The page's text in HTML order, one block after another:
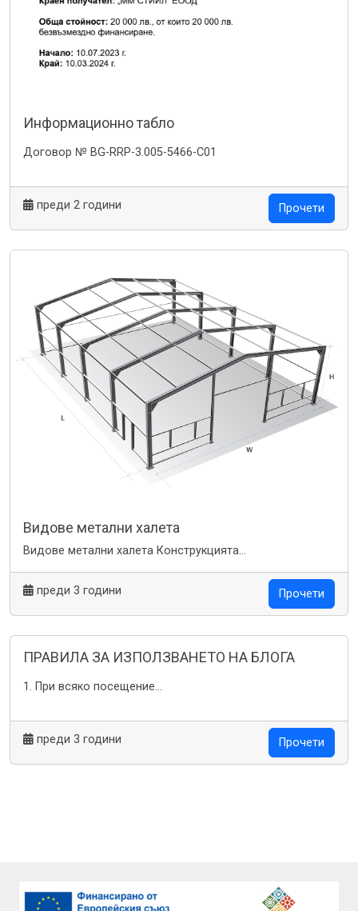
Информационно табло
Договор № BG-RRP-3.005-5466-C01
преди 2 години Прочети
Видове метални халета
Видове метални халета Конструкцията...
преди 3 години Прочети
ПРАВИЛА ЗА ИЗПОЛЗВАНЕТО НА БЛОГА
1. При всяко посещение...
преди 3 години Прочети